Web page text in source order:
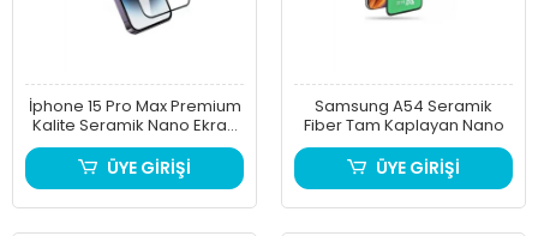
İphone 15 Pro Max Premium
Kalite Seramik Nano Ekran
Korucu
ÜYE GİRİŞİ
Samsung A54 Seramik
Fiber Tam Kaplayan Nano
ÜYE GİRİŞİ